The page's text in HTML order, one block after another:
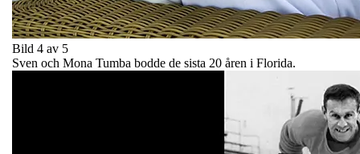
Bild 4 av 5
Sven och Mona Tumba bodde de sista 20 åren i Florida.